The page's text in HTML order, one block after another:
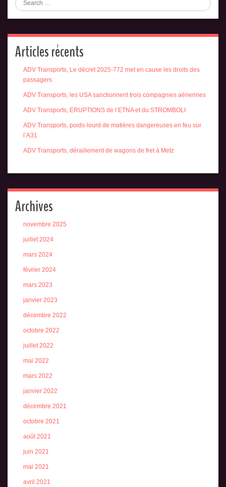
Articles récents
ADV Transports, Le décret 2025-772 met en cause les droits des
passagers
ADV Transports, les USA sanctionnent trois compagnies aériennes
ADV Transports, ERUPTIONS de l’ETNA et du STROMBOLI
ADV Transports, poids-lourd de matières dangereuses en feu sur
l’A31
ADV Transports, déraillement de wagons de fret à Metz
Archives
novembre 2025
juillet 2024
mars 2024
février 2024
mars 2023
janvier 2023
décembre 2022
octobre 2022
juillet 2022
mai 2022
mars 2022
janvier 2022
décembre 2021
octobre 2021
août 2021
juin 2021
mai 2021
avril 2021